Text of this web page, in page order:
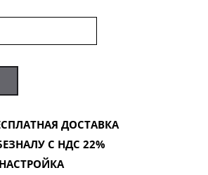
ДОСТАВКА
С НДС 22%